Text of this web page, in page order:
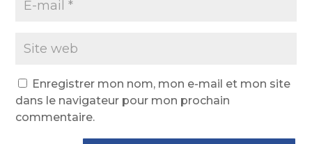
Enregistrer mon nom, mon e-mail et mon site
dans le navigateur pour mon prochain
commentaire.